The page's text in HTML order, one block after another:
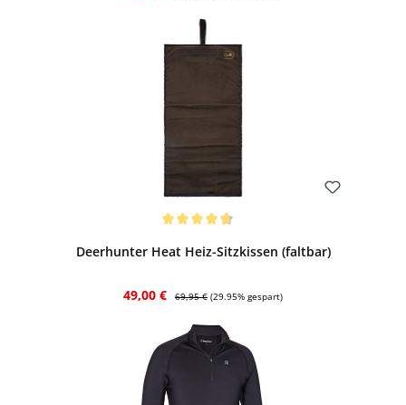
Deerhunter Heat Heiz-Sitzkissen (faltbar)
Verkaufspreis:
49,00 € 69,95 € (29.95% gespart)